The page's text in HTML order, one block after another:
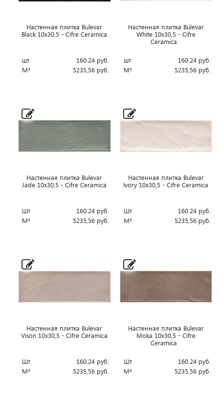
Настенная плитка Bulevar
Black 10x30,5 - Cifre Ceramica
шт 160.24 руб.
М²
5235,56 руб.
Настенная плитка Bulevar
White 10x30,5 - Cifre
Ceramica
шт 160.24руб.
М²
5235,56руб.
Настенная плитка Bulevar
Jade 10x30,5 - Cifre Ceramica
Шт 160.24 руб.
М²
5235,56 руб.
Настенная плитка Bulevar
Ivory 10x30,5 - Cifre Ceramica
Шт 160.24руб.
М²
5235,56руб.
Настенная плитка Bulevar
Vison 10x30,5 - Cifre Ceramica
Шт 160.24 руб.
М²
5235,56 руб.
Настенная плитка Bulevar
Moka 10x30,5 - Cifre
Ceramica
Шт 160.24руб.
М²
5235,56руб.